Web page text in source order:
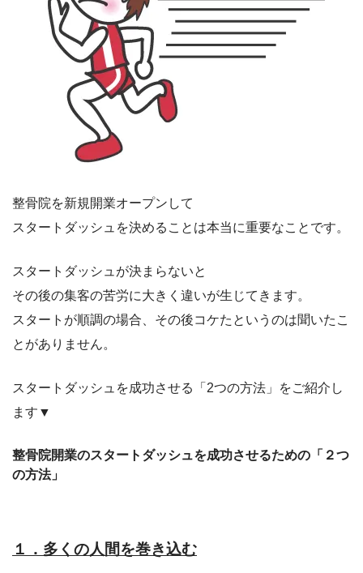
整骨院を新規開業オープンして
スタートダッシュを決めることは本当に重要なことです。
スタートダッシュが決まらないと
その後の集客の苦労に大きく違いが生じてきます。
スタートが順調の場合、その後コケたというのは聞いたこ
とがありません。
スタートダッシュを成功させる「2つの方法」をご紹介し
ます▼
整骨院開業のスタートダッシュを成功させるための「２つ
の方法」
１．多くの人間を巻き込む